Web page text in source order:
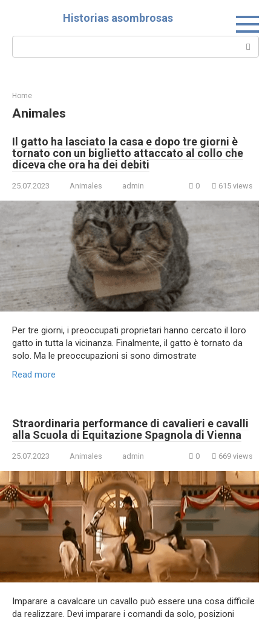
Historias asombrosas
Search:
Home
Animales
Il gatto ha lasciato la casa e dopo tre giorni è
tornato con un biglietto attaccato al collo che
diceva che ora ha dei debiti
25.07.2023 Animales admin 0 615 views
Per tre giorni, i preoccupati proprietari hanno cercato il loro
gatto in tutta la vicinanza. Finalmente, il gatto è tornato da
solo. Ma le preoccupazioni si sono dimostrate
Read more
Straordinaria performance di cavalieri e cavalli
alla Scuola di Equitazione Spagnola di Vienna
25.07.2023 Animales admin 0 669 views
Imparare a cavalcare un cavallo può essere una cosa difficile
da realizzare. Devi imparare i comandi da solo, posizioni